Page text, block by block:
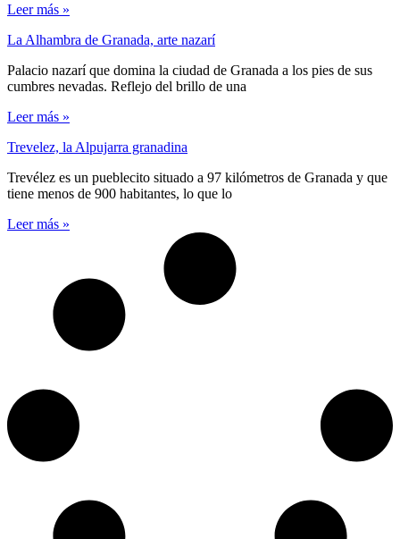
Leer más »
La Alhambra de Granada, arte nazarí
Palacio nazarí que domina la ciudad de Granada a los pies de sus
cumbres nevadas. Reflejo del brillo de una
Leer más »
Trevelez, la Alpujarra granadina
Trevélez es un pueblecito situado a 97 kilómetros de Granada y que
tiene menos de 900 habitantes, lo que lo
Leer más »